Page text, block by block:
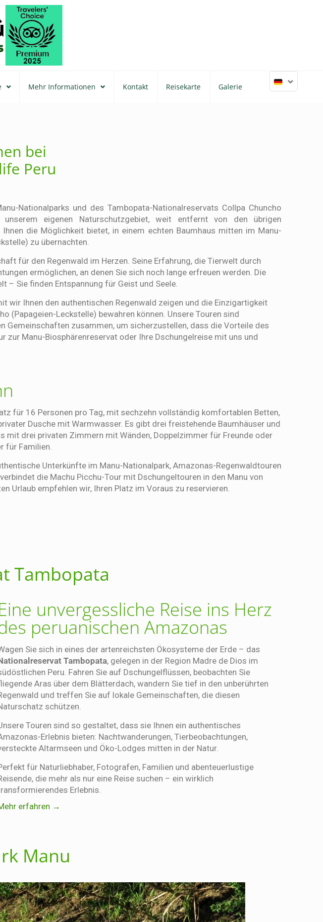
Mehr Informationen Kontakt Reisekarte Galerie
bei
Peru
Nationalparks und des Tambopata-Nationalreservats Collpa Chuncho
eigenen Naturschutzgebiet, weit entfernt von den übrigen
die Möglichkeit bietet, in einem echten Baumhaus mitten im Manu-
zu übernachten.
für den Regenwald im Herzen. Seine Erfahrung, die Tierwelt durch
ermöglichen, an denen Sie sich noch lange erfreuen werden. Die
– Sie finden Entspannung für Geist und Seele.
wir Ihnen den authentischen Regenwald zeigen und die Einzigartigkeit
(Papageien-Leckstelle) bewahren können. Unsere Touren sind
zusammen, um sicherzustellen, dass die Vorteile des
zur Manu-Biosphärenreservat oder Ihre Dschungelreise mit uns und
für 16 Personen pro Tag, mit sechzehn vollständig komfortablen Betten,
Dusche mit Warmwasser. Es gibt drei freistehende Baumhäuser und
mit drei privaten Zimmern mit Wänden, Doppelzimmer für Freunde oder
für Familien.
Unterkünfte im Manu-Nationalpark, Amazonas-Regenwaldtouren
die Machu Picchu-Tour mit Dschungeltouren in den Manu von
Urlaub empfehlen wir, Ihren Platz im Voraus zu reservieren.
Tambopata
unvergessliche Reise ins Herz
peruanischen Amazonas
Sie sich in eines der artenreichsten Ökosysteme der Erde – das
Tambopata, gelegen in der Region Madre de Dios im
Peru. Fahren Sie auf Dschungelflüssen, beobachten Sie
Aras über dem Blätterdach, wandern Sie tief in den unberührten
und treffen Sie auf lokale Gemeinschaften, die diesen
schützen.
Touren sind so gestaltet, dass sie Ihnen ein authentisches
Erlebnis bieten: Nachtwanderungen, Tierbeobachtungen,
Altarmseen und Öko-Lodges mitten in der Natur.
für Naturliebhaber, Fotografen, Familien und abenteuerlustige
die mehr als nur eine Reise suchen – ein wirklich
Erlebnis.
erfahren →
Manu